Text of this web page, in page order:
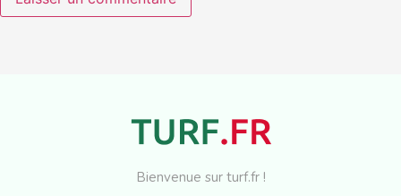
Bienvenue sur turf.fr !